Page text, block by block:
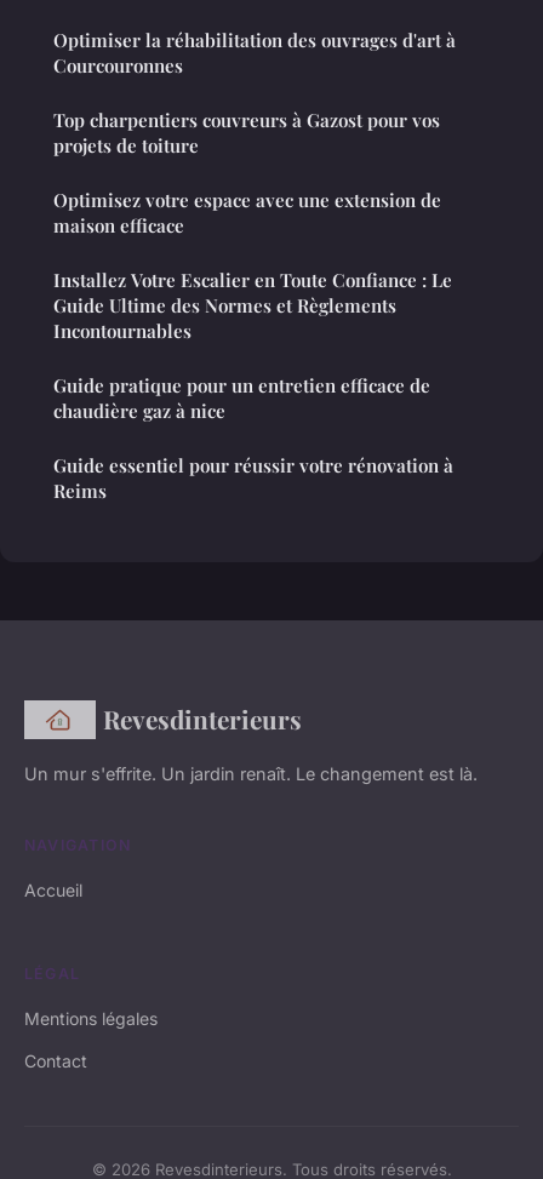
Optimiser la réhabilitation des ouvrages d'art à
Courcouronnes
Top charpentiers couvreurs à Gazost pour vos
projets de toiture
Optimisez votre espace avec une extension de
maison efficace
Installez Votre Escalier en Toute Confiance : Le
Guide Ultime des Normes et Règlements
Incontournables
Guide pratique pour un entretien efficace de
chaudière gaz à nice
Guide essentiel pour réussir votre rénovation à
Reims
Revesdinterieurs
Un mur s'effrite. Un jardin renaît. Le changement est là.
NAVIGATION
Accueil
LÉGAL
Mentions légales
Contact
© 2026 Revesdinterieurs. Tous droits réservés.